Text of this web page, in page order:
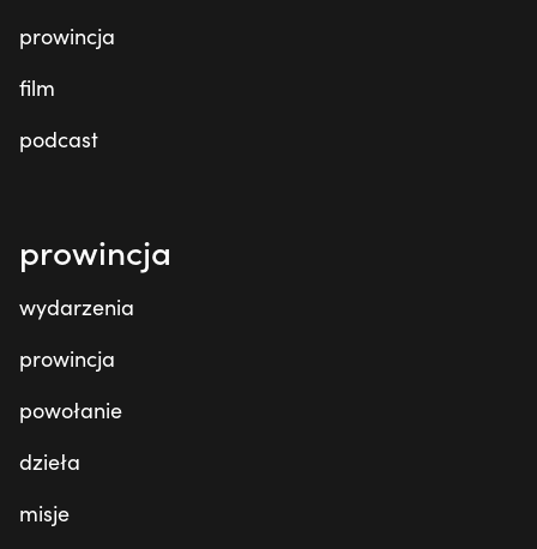
prowincja
film
podcast
prowincja
wydarzenia
prowincja
powołanie
dzieła
misje